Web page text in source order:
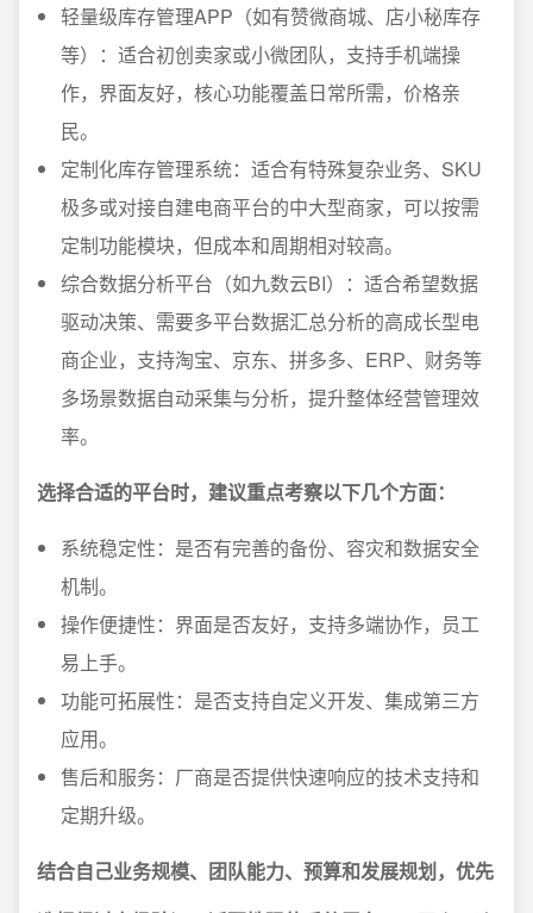
轻量级库存管理APP（如有赞微商城、店小秘库存
等）：适合初创卖家或小微团队，支持手机端操
作，界面友好，核心功能覆盖日常所需，价格亲
民。
定制化库存管理系统：适合有特殊复杂业务、SKU
极多或对接自建电商平台的中大型商家，可以按需
定制功能模块，但成本和周期相对较高。
综合数据分析平台（如九数云BI）：适合希望数据
驱动决策、需要多平台数据汇总分析的高成长型电
商企业，支持淘宝、京东、拼多多、ERP、财务等
多场景数据自动采集与分析，提升整体经营管理效
率。
选择合适的平台时，建议重点考察以下几个方面：
系统稳定性：是否有完善的备份、容灾和数据安全
机制。
操作便捷性：界面是否友好，支持多端协作，员工
易上手。
功能可拓展性：是否支持自定义开发、集成第三方
应用。
售后和服务：厂商是否提供快速响应的技术支持和
定期升级。
结合自己业务规模、团队能力、预算和发展规划，优先